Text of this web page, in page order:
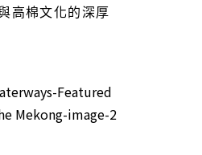
高棉文化的深厚